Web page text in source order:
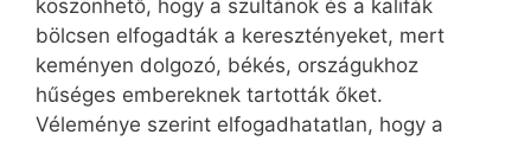
köszönhető, hogy a szultánok és a kalifák
bölcsen elfogadták a keresztényeket, mert
keményen dolgozó, békés, országukhoz
hűséges embereknek tartották őket.
Véleménye szerint elfogadhatatlan, hogy a